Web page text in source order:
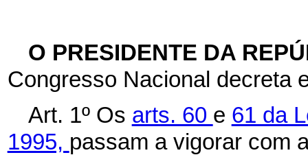
O PRESIDENTE DA
Congresso Nacional decreta
Art. 1º Os arts. 60 e 61 da
1995, passam a vigorar com